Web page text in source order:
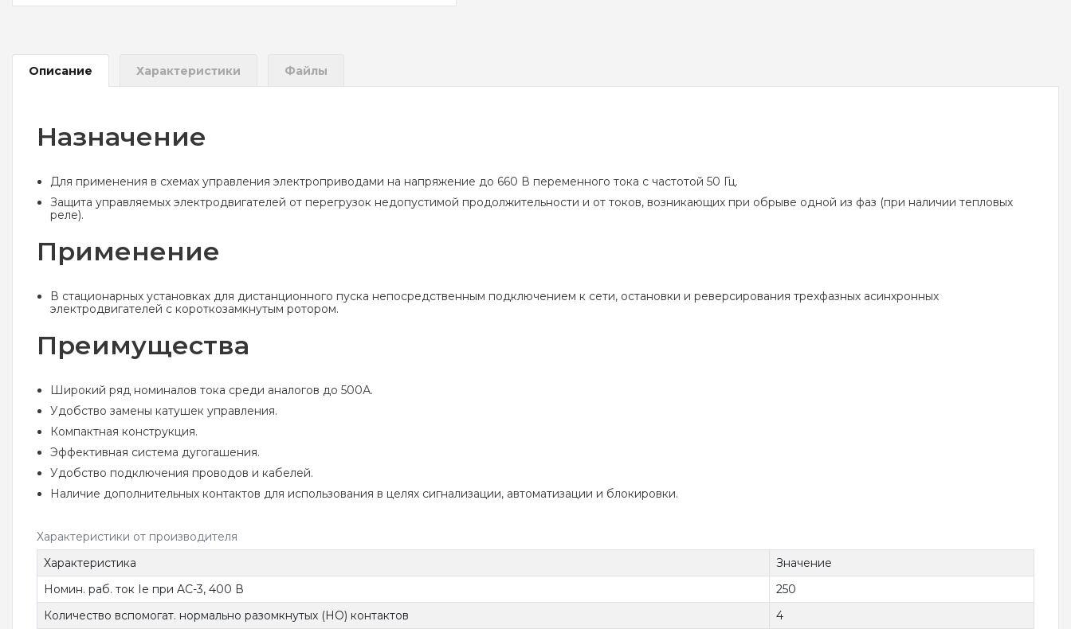
Описание Характеристики Файлы
Назначение
Для применения в схемах управления электроприводами на напряжение до 660 В переменного тока с частотой 50 Гц.
Защита управляемых электродвигателей от перегрузок недопустимой продолжительности и от токов, возникающих при обрыве одной из фаз (при наличии тепловых
реле).
Применение
В стационарных установках для дистанционного пуска непосредственным подключением к сети, остановки и реверсирования трехфазных асинхронных
электродвигателей с короткозамкнутым ротором.
Преимущества
Широкий ряд номиналов тока среди аналогов до 500А.
Удобство замены катушек управления.
Компактная конструкция.
Эффективная система дугогашения.
Удобство подключения проводов и кабелей.
Наличие дополнительных контактов для использования в целях сигнализации, автоматизации и блокировки.
Характеристики от производителя
Характеристика
Значение
Номин. раб. ток Ie при AC-3, 400 В
250
Количество вспомогат. нормально разомкнутых (НО) контактов
4